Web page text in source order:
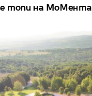
топи на МоМента